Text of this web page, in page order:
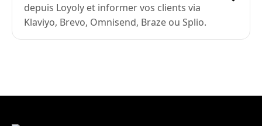
depuis Loyoly et informer vos clients via
Klaviyo, Brevo, Omnisend, Braze ou Splio.